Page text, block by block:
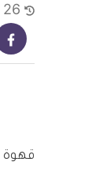
قهوة